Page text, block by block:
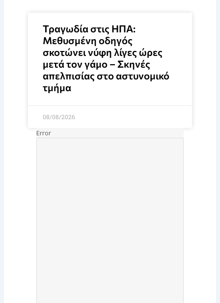
Τραγωδία στις ΗΠΑ:
Μεθυσμένη οδηγός
σκοτώνει νύφη λίγες ώρες
μετά τον γάμο – Σκηνές
απελπισίας στο αστυνομικό
τμήμα
08/08/2026